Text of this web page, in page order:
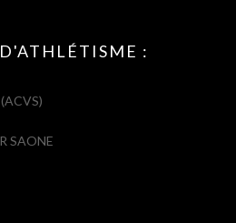
:
SAONE